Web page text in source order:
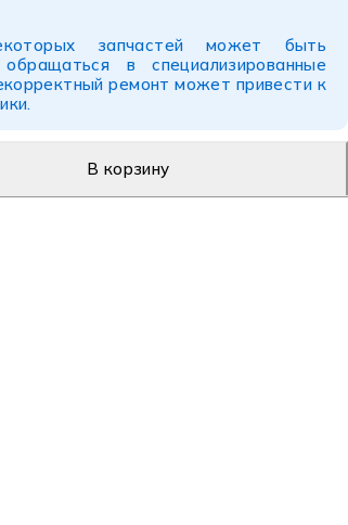
запчастей может быть
в специализированные
ремонт может привести к
В корзину